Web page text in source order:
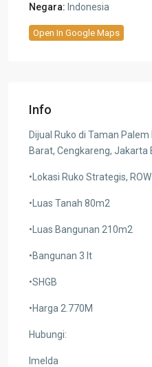
Negara: Indonesia
Open In Google Maps
Info
Dijual Ruko di Taman
Barat, Cengkareng, Jakarta
•Lokasi Ruko Strategis,
•Luas Tanah 80m2
•Luas Bangunan 210m2
•Bangunan 3 lt
•SHGB
•Harga 2.770M
Hubungi:
Imelda